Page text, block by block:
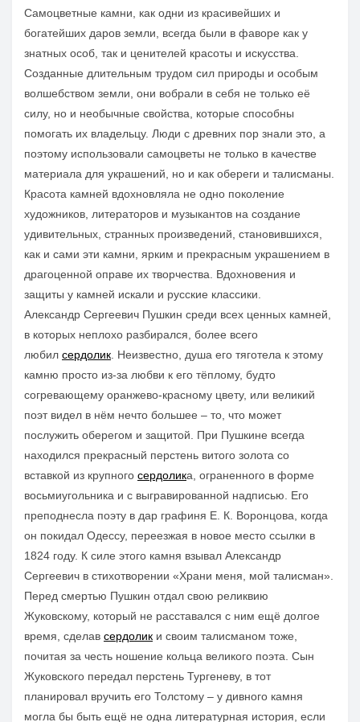
Самоцветные камни, как одни из красивейших и
богатейших даров земли, всегда были в фаворе как у
знатных особ, так и ценителей красоты и искусства.
Созданные длительным трудом сил природы и особым
волшебством земли, они вобрали в себя не только её
силу, но и необычные свойства, которые способны
помогать их владельцу. Люди с древних пор знали это, а
поэтому использовали самоцветы не только в качестве
материала для украшений, но и как обереги и талисманы.
Красота камней вдохновляла не одно поколение
художников, литераторов и музыкантов на создание
удивительных, странных произведений, становившихся,
как и сами эти камни, ярким и прекрасным украшением в
драгоценной оправе их творчества. Вдохновения и
защиты у камней искали и русские классики.
Александр Сергеевич Пушкин среди всех ценных камней,
в которых неплохо разбирался, более всего
любил сердолик . Неизвестно, душа его тяготела к этому
камню просто из-за любви к его тёплому, будто
согревающему оранжево-красному цвету, или великий
поэт видел в нём нечто большее – то, что может
послужить оберегом и защитой. При Пушкине всегда
находился прекрасный перстень витого золота со
вставкой из крупного сердолика, ограненного в форме
восьмиугольника и с выгравированной надписью. Его
преподнесла поэту в дар графиня Е. К. Воронцова, когда
он покидал Одессу, переезжая в новое место ссылки в
1824 году. К силе этого камня взывал Александр
Сергеевич в стихотворении «Храни меня, мой талисман».
Перед смертью Пушкин отдал свою реликвию
Жуковскому, который не расставался с ним ещё долгое
время, сделав сердолик и своим талисманом тоже,
почитая за честь ношение кольца великого поэта. Сын
Жуковского передал перстень Тургеневу, в тот
планировал вручить его Толстому – у дивного камня
могла бы быть ещё не одна литературная история, если